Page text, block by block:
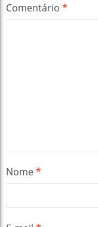
Comentário *
Nome*